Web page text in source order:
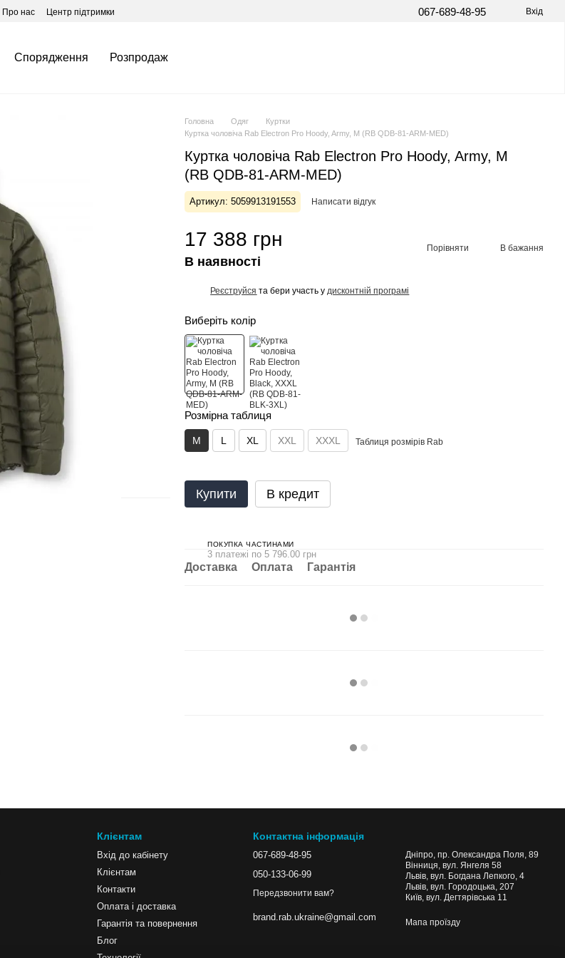
Про нас Центр підтримки 067-689-48-95 Вхід
Спорядження Розпродаж
Головна Одяг
Куртки
Куртка чоловіча Rab Electron Pro Hoody, Army, M (RB QDB-81-ARM-MED)
Куртка чоловіча Rab Electron Pro Hoody, Army, M
(RB QDB-81-ARM-MED)
Артикул: 5059913191553 Написати відгук
17 388 грн
В наявності
Порівняти В бажання
Реєструйся та бери участь у дисконтній програмі
Виберіть колір
Розмірна таблиця
M L XL XXL XXXL Таблиця розмірів Rab
Купити В кредит
ПОКУПКА ЧАСТИНАМИ
3 платежі по 5 796.00 грн
Доставка Оплата Гарантія
Клієнтам
Вхід до кабінету
Клієнтам
Контакти
Оплата і доставка
Гарантія та повернення
Блог
Контактна інформація
067-689-48-95
050-133-06-99
Передзвонити вам?
brand.rab.ukraine@gmail.com
Дніпро, пр. Олександра Поля, 89
Вінниця, вул. Янгеля 58
Львів, вул. Богдана Лепкого, 4
Львів, вул. Городоцька, 207
Київ, вул. Дегтярівська 11
Мапа проїзду